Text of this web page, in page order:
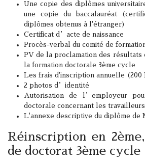
Une copie des diplômes
une copie du baccalauréat
diplômes obtenus à l'étranger)
Certificat d’acte de naissance
Procès-verbal du comité de
PV de la proclamation des résultats
la formation doctorale 3ème cycle
Les frais d'inscription annuelle (200
2 photos d’identité
Autorisation de l’employeur
doctorale concernant les travailleurs
L'annexe descriptive du diplôme de
Réinscription en
de doctorat 3ème cycle